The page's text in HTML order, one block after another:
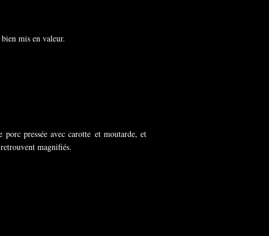
mis en valeur.
pressée avec carotte et moutarde, et
magnifiés.